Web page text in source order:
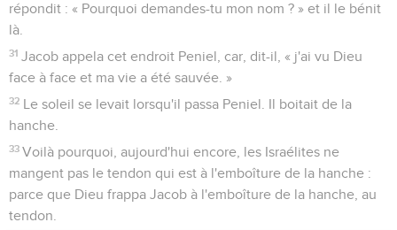
répondit : « Pourquoi demandes-tu mon nom ? » et il le bénit
là.
31 Jacob appela cet endroit Peniel, car, dit-il, « j'ai vu Dieu
face à face et ma vie a été sauvée. »
32 Le soleil se levait lorsqu'il passa Peniel. Il boitait de la
hanche.
33 Voilà pourquoi, aujourd'hui encore, les Israélites ne
mangent pas le tendon qui est à l'emboîture de la hanche :
parce que Dieu frappa Jacob à l'emboîture de la hanche, au
tendon.